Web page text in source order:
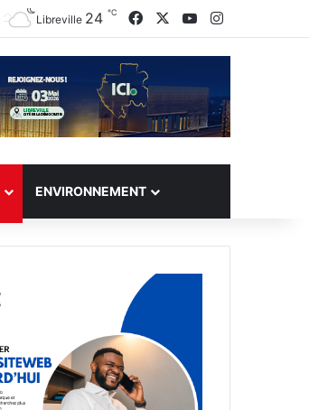
Libreville 24 ℃ FacebookYouTubeInstagram
ENVIRONNEMENT